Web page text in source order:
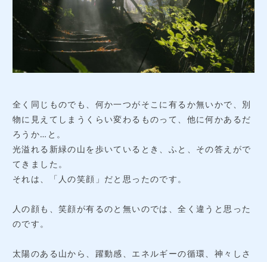
全く同じものでも、何か一つがそこに有るか無いかで、別
物に見えてしまうくらい変わるものって、他に何かあるだ
ろうか…と。
光溢れる新緑の山を歩いているとき、ふと、その答えがで
てきました。
それは、「人の笑顔」だと思ったのです。
人の顔も、笑顔が有るのと無いのでは、全く違うと思った
のです。
太陽のある山から、躍動感、エネルギーの循環、神々しさ